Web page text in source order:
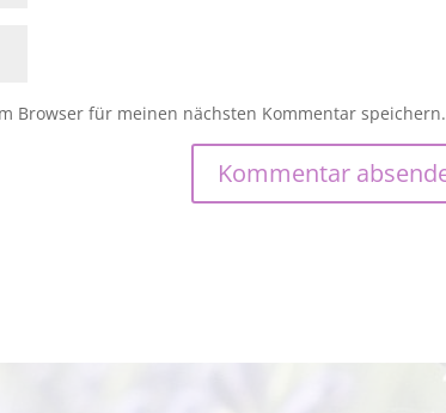
Browser für meinen nächsten Kommentar speichern.